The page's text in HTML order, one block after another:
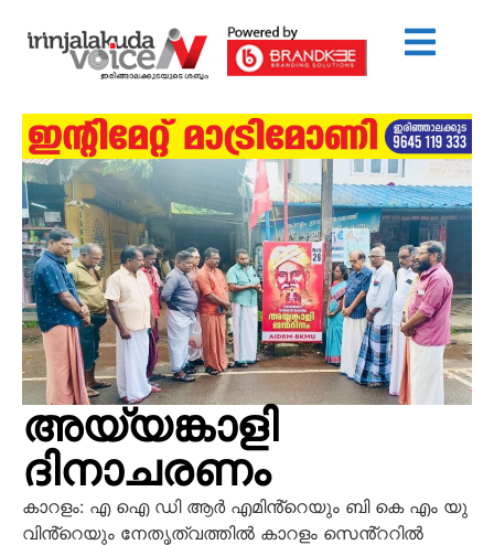
അയ്യങ്കാളി
ദിനാചരണം
കാറളം: എ ഐ ഡി ആർ എമിൻ്റെയും ബി കെ എം യു
വിൻ്റെയും നേതൃത്വത്തിൽ കാറളം സെൻ്ററിൽ